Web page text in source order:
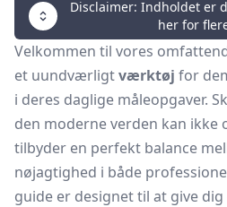
Disclaimer: Indholdet er
her for
Velkommen til vores
et uundværligtværktøj for
i deres daglige måleopgaver.
den moderne verden kan ikke
tilbyder en perfekt balance
nøjagtighed i både
guide er designet til at give